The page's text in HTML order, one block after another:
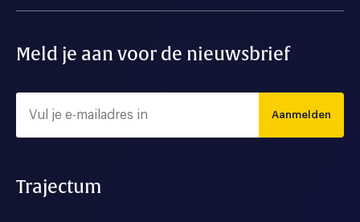
Meld je aan voor de nieuwsbrief
Aanmelden
Trajectum